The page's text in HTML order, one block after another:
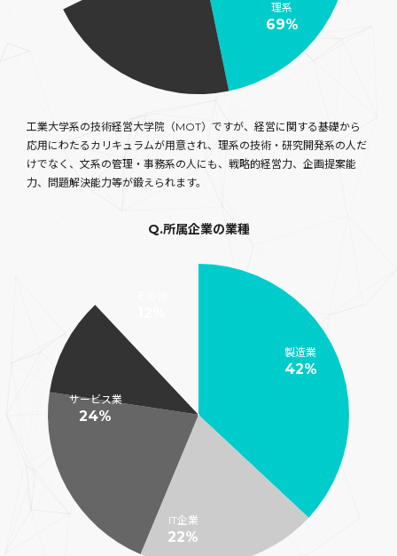
理系
69%
工業大学系の技術経営大学院（MOT）ですが、経営に関する基礎から
応用にわたるカリキュラムが用意され、理系の技術・研究開発系の人だ
けでなく、文系の管理・事務系の人にも、戦略的経営力、企画提案能
力、問題解決能力等が鍛えられます。
Q.所属企業の業種
製造業
42%
IT企業
22%
サービス業
24%